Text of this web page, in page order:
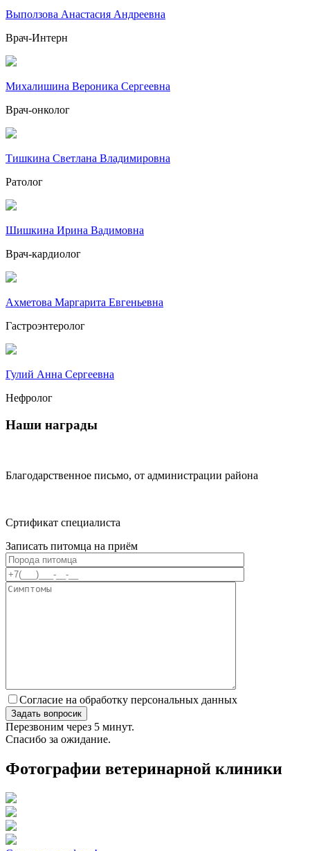
Выползова Анастасия Андреевна
Врач-Интерн
Михалишина Вероника Сергеевна
Врач-онколог
Тишкина Светлана Владимировна
Ратолог
Шишкина Ирина Вадимовна
Врач-кардиолог
Ахметова Маргарита Евгеньевна
Гастроэнтеролог
Гулий Анна Сергеевна
Нефролог
Наши награды
Благодарственное письмо, от администрации района
Сртификат специалиста
Записать питомца на приём
Согласие на обработку персональных данных
Перезвоним через 5 минут.
Спасибо за ожидание.
Фотографии ветеринарной клиники